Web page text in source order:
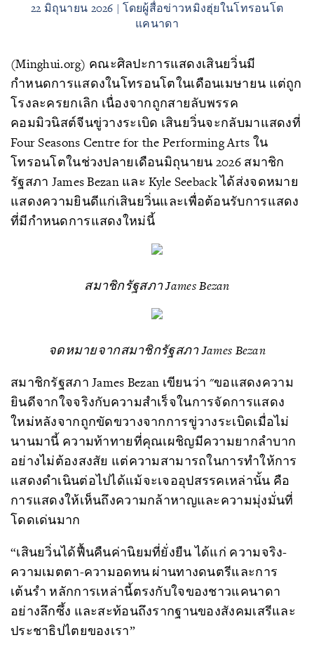
22 มิถุนายน 2026 | โดยผู้สื่อข่าวหมิงฮุ่ยในโทรอนโต
แคนาดา
(Minghui.org) คณะศิลปะการแสดงเสินยวิ่นมี
กำหนดการแสดงในโทรอนโตในเดือนเมษายน แต่ถูก
โรงละครยกเลิก เนื่องจากถูกสายลับพรรค
คอมมิวนิสต์จีนขู่วางระเบิด เสินยวิ่นจะกลับมาแสดงที่
Four Seasons Centre for the Performing Arts ใน
โทรอนโตในช่วงปลายเดือนมิถุนายน 2026 สมาชิก
รัฐสภา James Bezan และ Kyle Seeback ได้ส่งจดหมาย
แสดงความยินดีแก่เสินยวิ่นและเพื่อต้อนรับการแสดง
ที่มีกำหนดการแสดงใหม่นี้
สมาชิกรัฐสภา James Bezan
จดหมายจากสมาชิกรัฐสภา James Bezan
สมาชิกรัฐสภา James Bezan เขียนว่า "ขอแสดงความ
ยินดีจากใจจริงกับความสำเร็จในการจัดการแสดง
ใหม่หลังจากถูกขัดขวางจากการขู่วางระเบิดเมื่อไม่
นานมานี้ ความท้าทายที่คุณเผชิญมีความยากลำบาก
อย่างไม่ต้องสงสัย แต่ความสามารถในการทำให้การ
แสดงดำเนินต่อไปได้แม้จะเจออุปสรรคเหล่านั้น คือ
การแสดงให้เห็นถึงความกล้าหาญและความมุ่งมั่นที่
โดดเด่นมาก
“เสินยวิ่นได้ฟื้นคืนค่านิยมที่ยั่งยืน ได้แก่ ความจริง-
ความเมตตา-ความอดทน ผ่านทางดนตรีและการ
เต้นรำ หลักการเหล่านี้ตรงกับใจของชาวแคนาดา
อย่างลึกซึ้ง และสะท้อนถึงรากฐานของสังคมเสรีและ
ประชาธิปไตยของเรา”